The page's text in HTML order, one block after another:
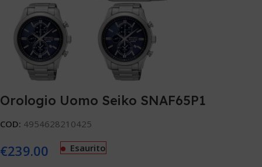
Orologio Uomo Seiko SNAF65P1
COD: 4954628210425
€239.00 Esaurito